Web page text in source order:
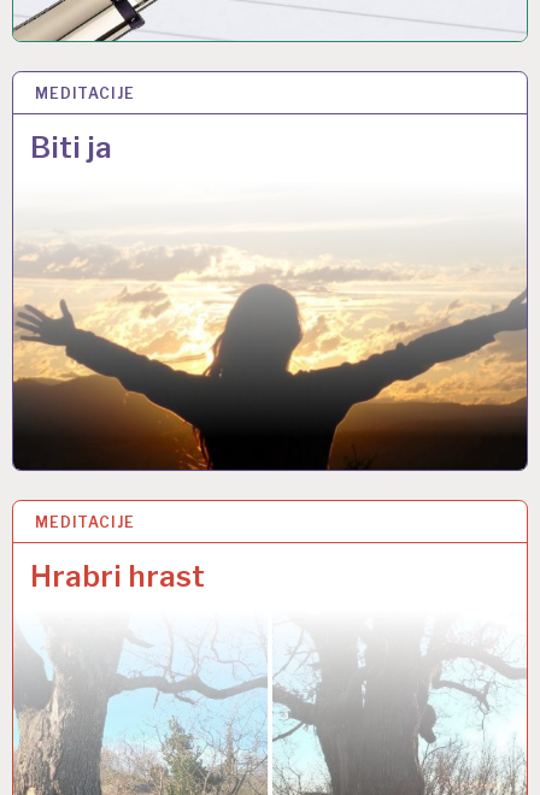
MEDITACIJE
Biti ja
30 OŽU 2017
MEDITACIJE
Hrabri hrast
22 OŽU 2017